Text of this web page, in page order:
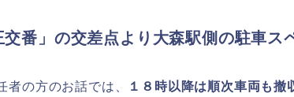
交番」の交差点より大森駅側の駐車ス
者の方のお話では、
１８時以降は順次車両も